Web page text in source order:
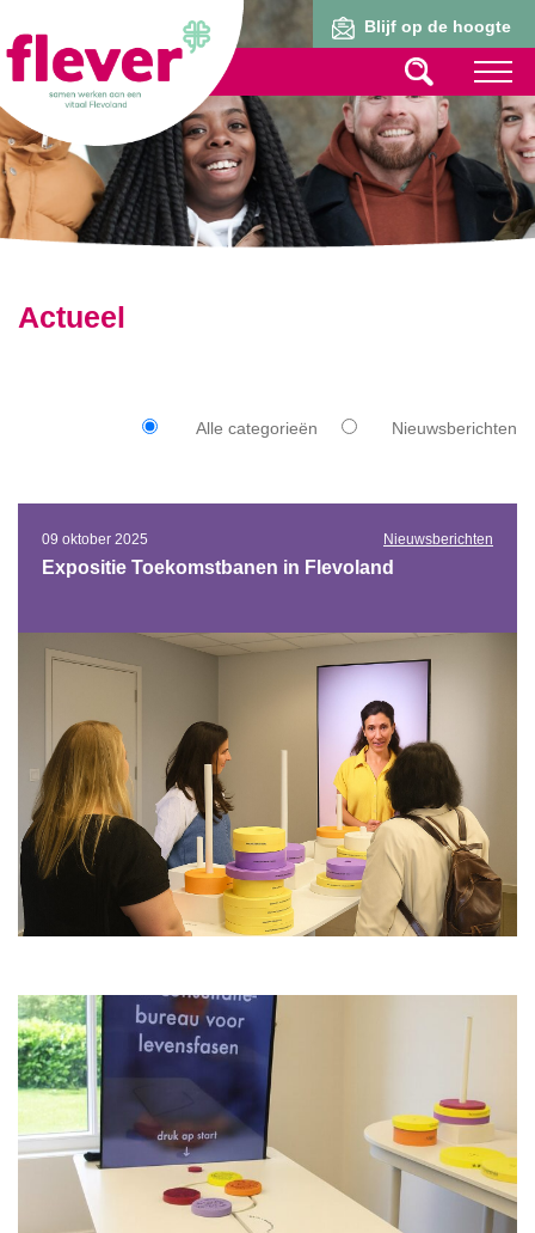
Blijf op de hoogte
Actueel
Alle categorieën Nieuwsberichten
09 oktober 2025 Nieuwsberichten
Expositie Toekomstbanen in Flevoland